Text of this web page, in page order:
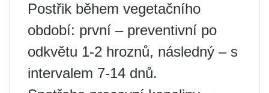
Postřik během vegetačního
období: první – preventivní po
odkvětu 1-2 hroznů, následný – s
intervalem 7-14 dnů.